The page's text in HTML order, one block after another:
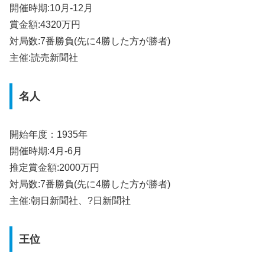
開催時期:10月-12月
賞金額:4320万円
対局数:7番勝負(先に4勝した方が勝者)
主催:読売新聞社
名人
開始年度：1935年
開催時期:4月-6月
推定賞金額:2000万円
対局数:7番勝負(先に4勝した方が勝者)
主催:朝日新聞社、?日新聞社
王位